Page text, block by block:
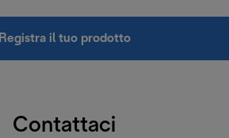
Registra il tuo prodotto
Contattaci